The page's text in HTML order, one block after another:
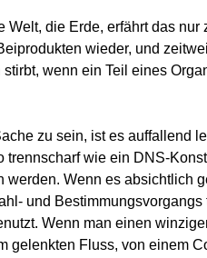
die Erde, erfährt das
wieder, und
wenn ein Teil eines
zu sein, ist es auffallend
wie ein DNS-
Wenn es absichtlich
und
Wenn man einen
Fluss, von einem